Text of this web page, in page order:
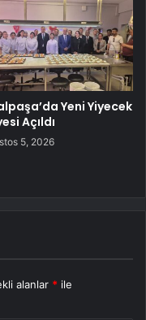
Yeni Yiyecek
Açıldı
5, 2026
alanlar * ile